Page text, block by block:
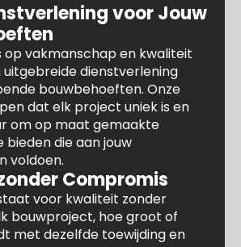
voor Jouw
op vakmanschap en kwaliteit
uitgebreide dienstverlening
bouwbehoeften. Onze
dat elk project uniek is en
om op maat gemaakte
bieden die aan jouw
voldoen.
Compromis
voor kwaliteit zonder
bouwproject, hoe groot of
met dezelfde toewijding en